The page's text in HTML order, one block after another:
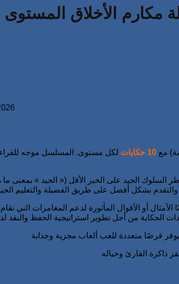
الأخلاق المستوى الأول من 6
لكل مستوى. المسلسل موجه للقراء
الجيد على الخير الأقل (« الجيد » بمعنى ما
أو الأقوال المأثورة لدعم المغامرات التي